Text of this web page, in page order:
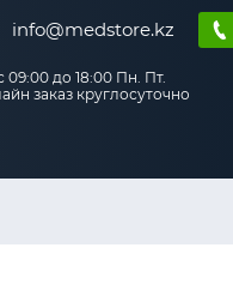
info@medstore.kz
09:00 до 18:00 Пн. Пт.
заказ круглосуточно